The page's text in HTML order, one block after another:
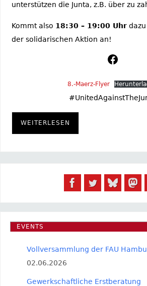
unterstützen die Junta, z.B. über zu
Kommt also 18:30 – 19:00 Uhrdazu
der solidarischen Aktion an!
8.-Maerz-Flyer
WEITERLESEN
EVENTS
Vollversammlung der FAU
02.06.2026
Gewerkschaftliche Erstberatung